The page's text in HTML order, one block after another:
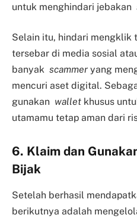
untuk menghindari jebakan
Selain itu, hindari mengklik
tersebar di media sosial
banyak scammer yang
mencuri aset digital.
gunakan wallet khusus
utamamu tetap aman dari
6. Klaim dan
Bijak
Setelah berhasil
berikutnya adalah